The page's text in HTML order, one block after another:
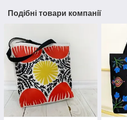
Подібні товари компанії